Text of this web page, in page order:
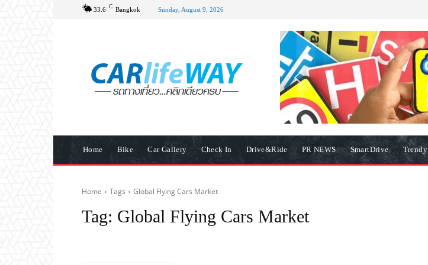
33.6 C Bangkok Sunday, August 9, 2026
Home Bike Car Gallery Check In Drive&Ride PR NEWS SmartDrive Trendy
Home Tags Global Flying Cars Market
Tag: Global Flying Cars Market